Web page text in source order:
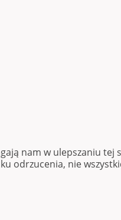
nam w ulepszaniu tej
odrzucenia, nie